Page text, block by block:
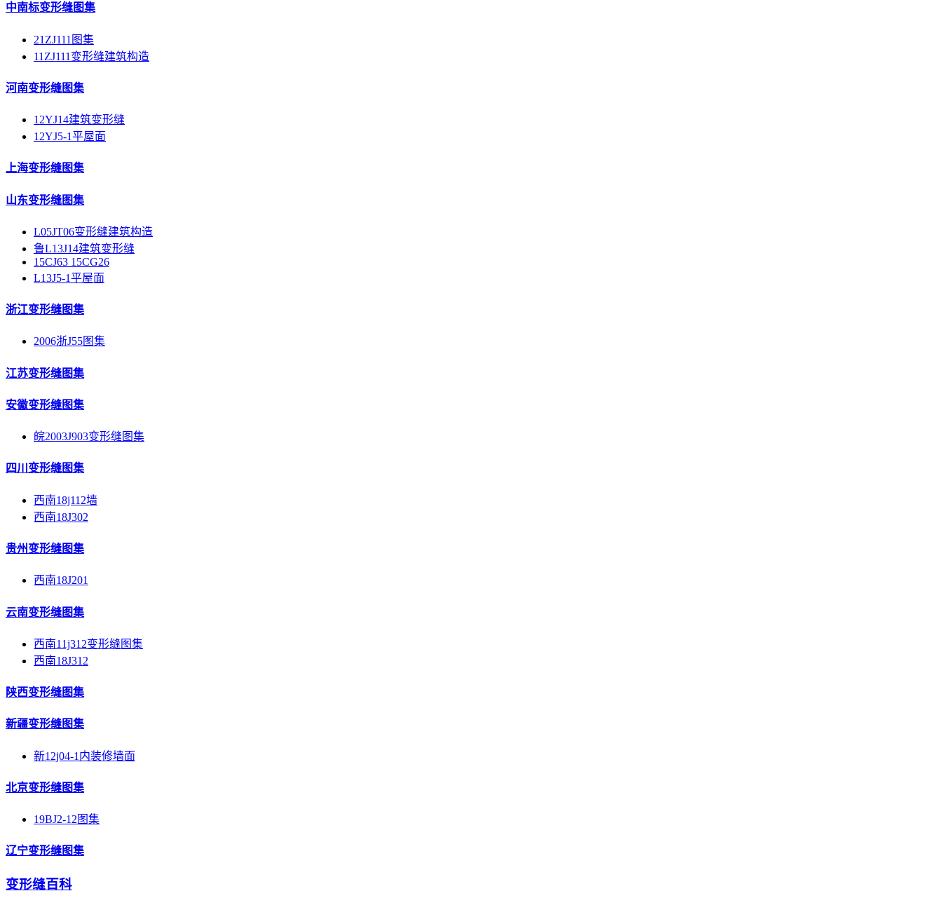
中南标变形缝图集
21ZJ111图集
11ZJ111变形缝建筑构造
河南变形缝图集
12YJ14建筑变形缝
12YJ5-1平屋面
上海变形缝图集
山东变形缝图集
L05JT06变形缝建筑构造
鲁L13J14建筑变形缝
15CJ63 15CG26
L13J5-1平屋面
浙江变形缝图集
2006浙J55图集
江苏变形缝图集
安徽变形缝图集
皖2003J903变形缝图集
四川变形缝图集
西南18j112墙
西南18J302
贵州变形缝图集
西南18J201
云南变形缝图集
西南11j312变形缝图集
西南18J312
陕西变形缝图集
新疆变形缝图集
新12j04-1内装修墙面
北京变形缝图集
19BJ2-12图集
辽宁变形缝图集
变形缝百科